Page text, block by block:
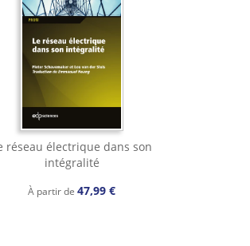
réseau électrique dans son
intégralité
À partir de 47,99 €